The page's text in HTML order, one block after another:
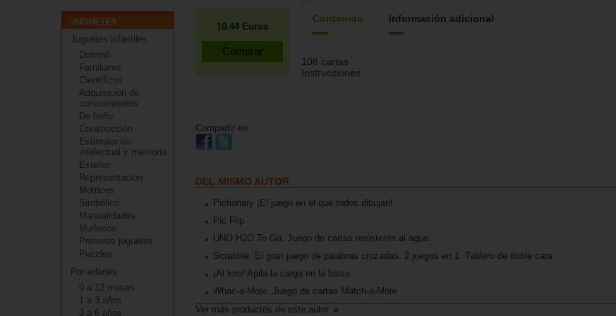
Juguetes infantiles
Dominó
Familiares
Científicos
Adquisición de
conocimientos
De baño
Construcción
Estimulación
intelectual y memoria
Exterior
Representación
Motrices
Simbólico
Manualidades
Muñecos
Primeros juguetes
Puzzles
Por edades:
0 a 12 meses
1 a 3 años
3 a 6 años
10.44 Euros
Compartir en:
Contenido Información adicional
108 cartas
Instrucciones
DEL MISMO AUTOR
Pictionary ¡El juego en el que todos dibujan!
Pic Flip
UNO H2O To Go. Juego de cartas resistente al agua.
Scrabble. El gran juego de palabras cruzadas. 2 juegos en 1. Tablero de doble cara
¡Al loro! Apila la carga en la balsa
Whac-a-Mole. Juego de cartas Match-a-Mole
Ver más productos de este autor